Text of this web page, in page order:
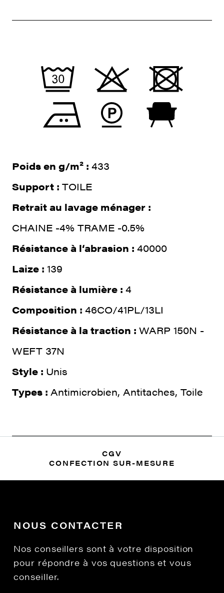
Poids en g/m² : 433
Support : TOILE
Retrait au lavage ménager :
CHAINE -4% TRAME -0.5%
Résistance à l‘abrasion : 40000
Laize : 139
Résistance à lumière : 4
Composition : 46CO/41PL/13LI
Résistance à la traction : WARP 150N -
WEFT 37N
Style : Unis
Types : Antimicrobien, Antitaches, Toile
CGV
CONFECTION SUR-MESURE
NOUS CONTACTER
Nos conseillers sont à votre disposition
pour répondre à vos questions et vous
conseiller.